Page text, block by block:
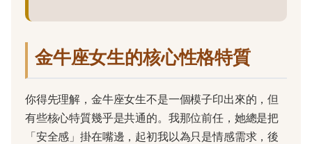
金牛座女生的核心性格特質
你得先理解，金牛座女生不是一個模子印出來的，但
有些核心特質幾乎是共通的。我那位前任，她總是把
「安全感」掛在嘴邊，起初我以為只是情感需求，後